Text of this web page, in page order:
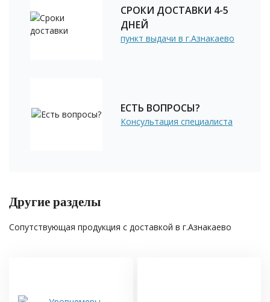
СРОКИ ДОСТАВКИ 4-5
ДНЕЙ
пункт выдачи в г.Азнакаево
ЕСТЬ ВОПРОСЫ?
Консультация специалиста
Другие разделы
Сопутствующая продукция с доставкой в г.Азнакаево